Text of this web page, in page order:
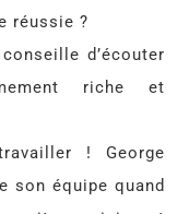
réussie ?
d’écouter
riche et
! George
son équipe quand